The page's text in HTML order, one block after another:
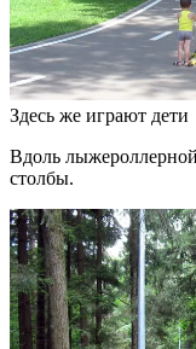
Здесь же играют дети
Вдоль
столбы.